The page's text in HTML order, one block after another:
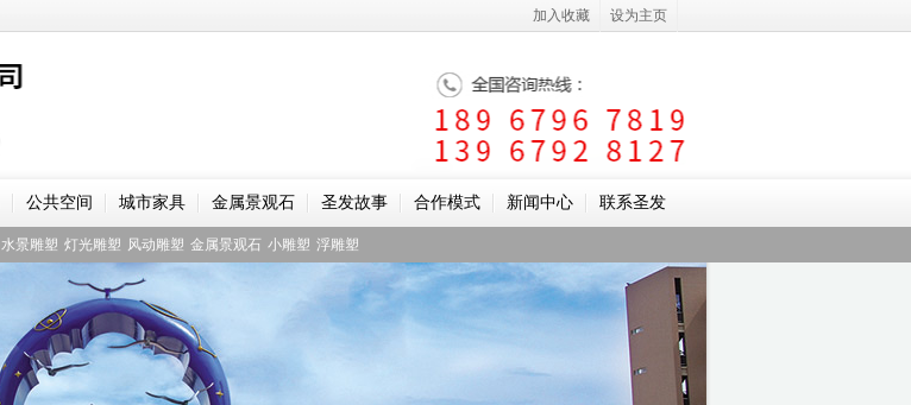
公共空间 城市家具 金属景观石 圣发故事 合作模式 新闻中心 联系圣发
水景雕塑 灯光雕塑 风动雕塑 金属景观石 小雕塑 浮雕塑
加入收藏 设为主页